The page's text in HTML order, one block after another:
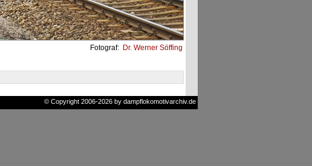
Fotograf: Dr. Werner Söffing
© Copyright 2006-2026 by dampflokomotivarchiv.de